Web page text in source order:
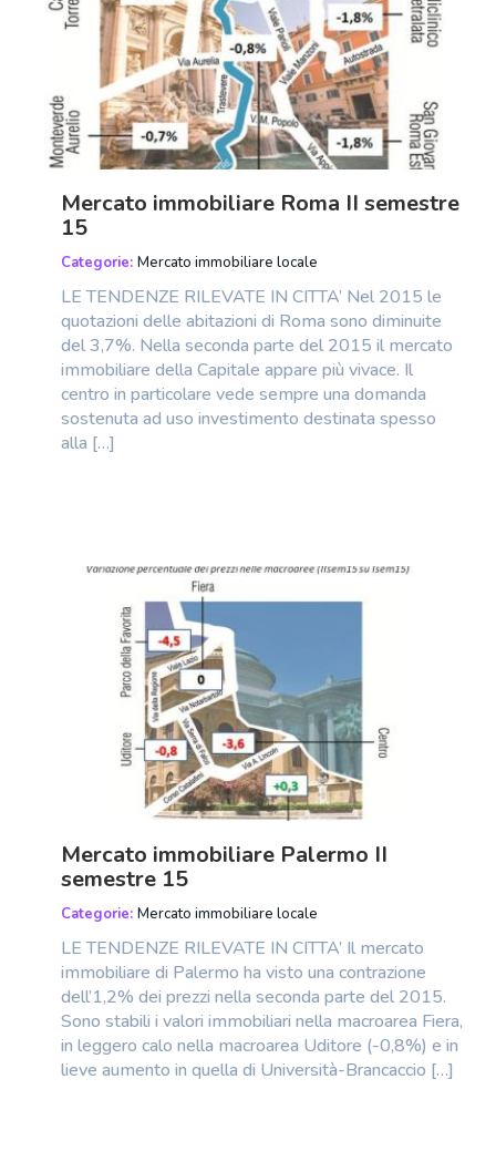
Mercato immobiliare Roma II semestre
15
Categorie: Mercato immobiliare locale
LE TENDENZE RILEVATE IN CITTA’ Nel 2015 le
quotazioni delle abitazioni di Roma sono diminuite
del 3,7%. Nella seconda parte del 2015 il mercato
immobiliare della Capitale appare più vivace. Il
centro in particolare vede sempre una domanda
sostenuta ad uso investimento destinata spesso
alla […]
Mercato immobiliare Palermo II
semestre 15
Categorie: Mercato immobiliare locale
LE TENDENZE RILEVATE IN CITTA’ Il mercato
immobiliare di Palermo ha visto una contrazione
dell’1,2% dei prezzi nella seconda parte del 2015.
Sono stabili i valori immobiliari nella macroarea Fiera,
in leggero calo nella macroarea Uditore (-0,8%) e in
lieve aumento in quella di Università-Brancaccio […]